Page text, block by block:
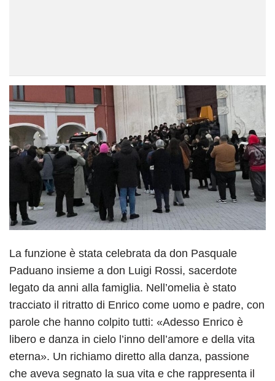
La funzione è stata celebrata da don Pasquale
Paduano insieme a don Luigi Rossi, sacerdote
legato da anni alla famiglia. Nell’omelia è stato
tracciato il ritratto di Enrico come uomo e padre, con
parole che hanno colpito tutti: «Adesso Enrico è
libero e danza in cielo l’inno dell’amore e della vita
eterna». Un richiamo diretto alla danza, passione
che aveva segnato la sua vita e che rappresenta il